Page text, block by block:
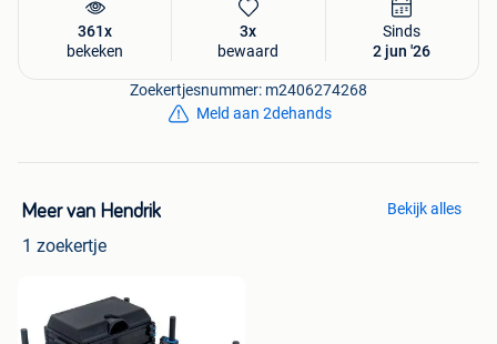
361x
bekeken
3x
bewaard
Sinds
2 jun '26
Zoekertjesnummer: m2406274268
Meld aan 2dehands
Meer van Hendrik
1 zoekertje
Bekijk alles